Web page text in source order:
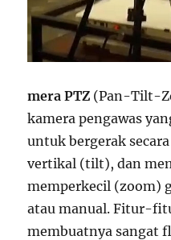
mera PTZ (Pan-Tilt-
kamera pengawas
untuk bergerak
vertikal (tilt), dan
memperkecil (zoom)
atau manual. Fitur-
membuatnya sangat